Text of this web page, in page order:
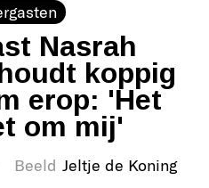
Nasrah
koppig
erop: 'Het
om mij'
Beeld Jeltje de Koning